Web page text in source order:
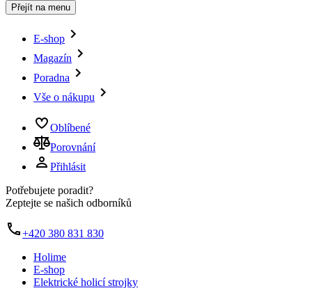
Přejít na menu
E-shop
Magazín
Poradna
Vše o nákupu
Oblíbené
Porovnání
Přihlásit
Potřebujete poradit?
Zeptejte se našich odborníků
+420 380 831 830
Holime
E-shop
Elektrické holicí strojky